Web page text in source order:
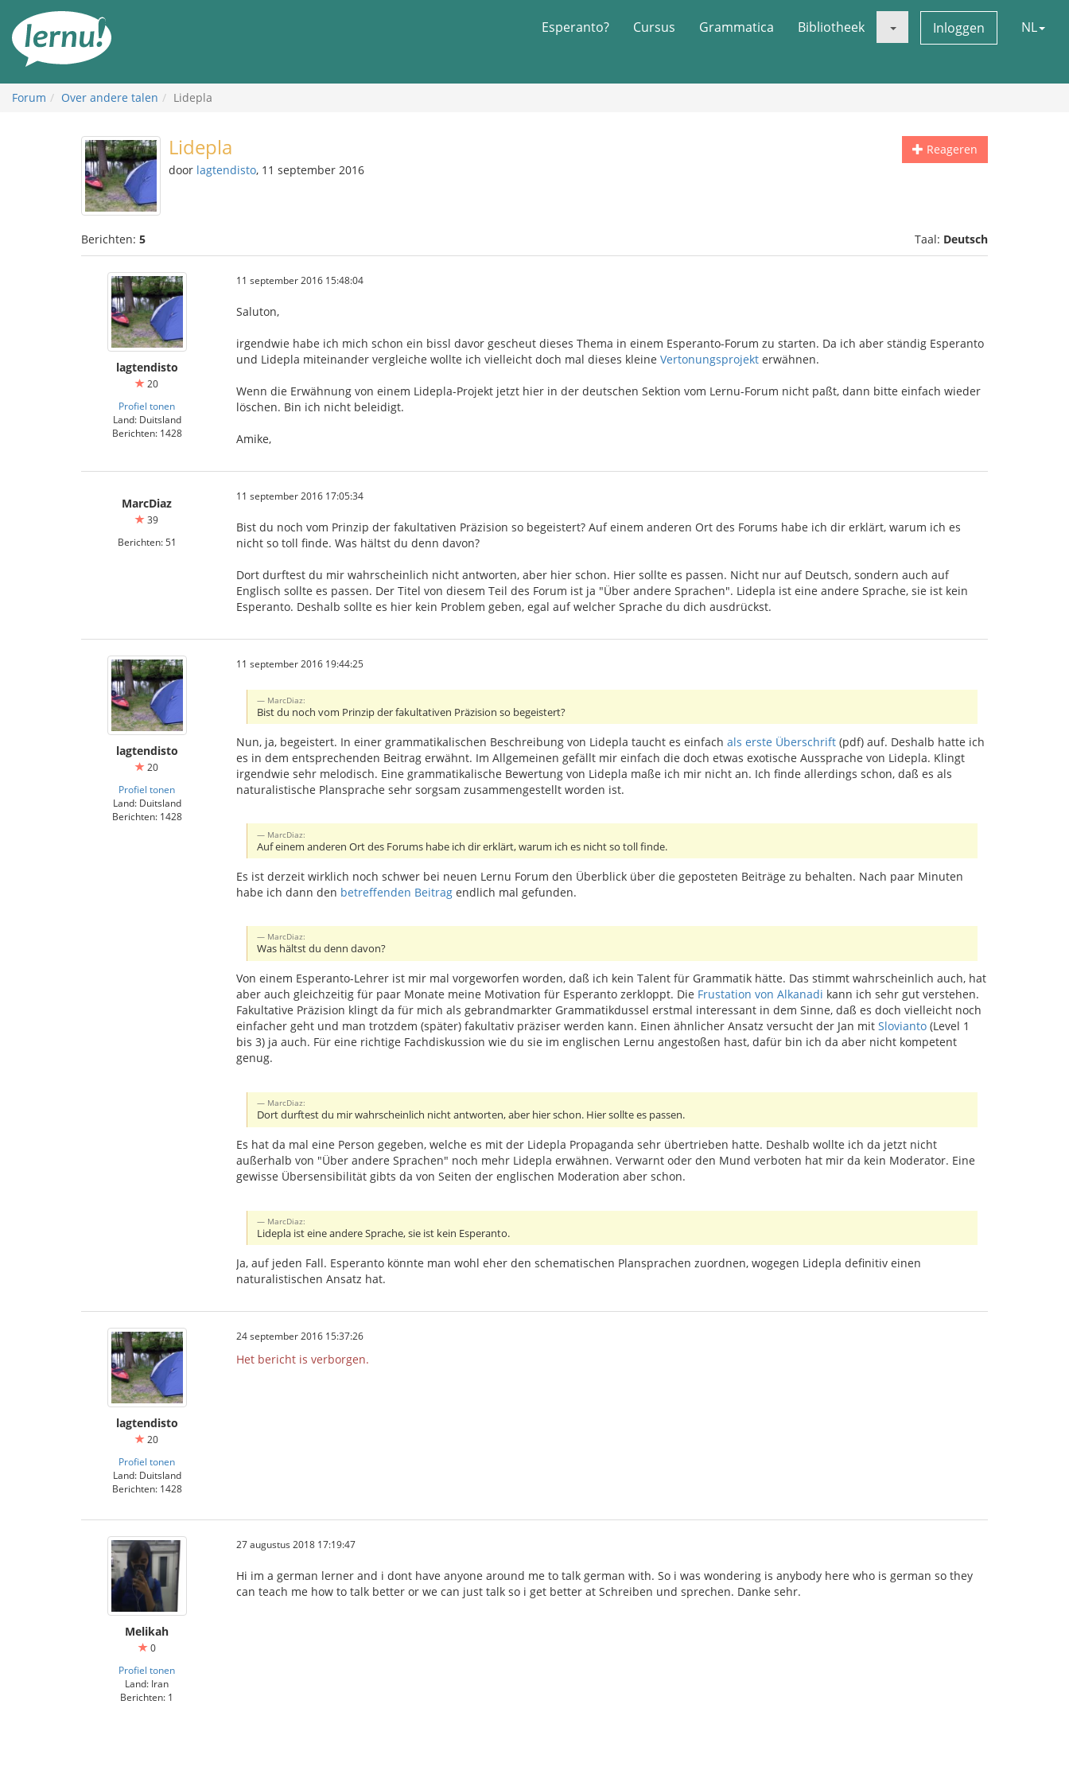
inhoud
Esperanto? Cursus Grammatica Bibliotheek Inloggen NL
Forum Over andere talen Lidepla
Reageren
Lidepla
door lagtendisto, 11 september 2016
Berichten: 5 Taal: Deutsch
lagtendisto
20
Profiel tonen
Land: Duitsland
Berichten: 1428
11 september 2016 15:48:04
Saluton,
irgendwie habe ich mich schon ein bissl davor gescheut dieses Thema in einem Esperanto-Forum zu starten. Da ich aber ständig Esperanto
und Lidepla miteinander vergleiche wollte ich vielleicht doch mal dieses kleine Vertonungsprojekt erwähnen.
Wenn die Erwähnung von einem Lidepla-Projekt jetzt hier in der deutschen Sektion vom Lernu-Forum nicht paßt, dann bitte einfach wieder
löschen. Bin ich nicht beleidigt.
Amike,
MarcDiaz
39
Berichten: 51
11 september 2016 17:05:34
Bist du noch vom Prinzip der fakultativen Präzision so begeistert? Auf einem anderen Ort des Forums habe ich dir erklärt, warum ich es
nicht so toll finde. Was hältst du denn davon?
Dort durftest du mir wahrscheinlich nicht antworten, aber hier schon. Hier sollte es passen. Nicht nur auf Deutsch, sondern auch auf
Englisch sollte es passen. Der Titel von diesem Teil des Forum ist ja "Über andere Sprachen". Lidepla ist eine andere Sprache, sie ist kein
Esperanto. Deshalb sollte es hier kein Problem geben, egal auf welcher Sprache du dich ausdrückst.
lagtendisto
20
Profiel tonen
Land: Duitsland
Berichten: 1428
11 september 2016 19:44:25
MarcDiaz:
Bist du noch vom Prinzip der fakultativen Präzision so begeistert?
Nun, ja, begeistert. In einer grammatikalischen Beschreibung von Lidepla taucht es einfach als erste Überschrift (pdf) auf. Deshalb hatte ich
es in dem entsprechenden Beitrag erwähnt. Im Allgemeinen gefällt mir einfach die doch etwas exotische Aussprache von Lidepla. Klingt
irgendwie sehr melodisch. Eine grammatikalische Bewertung von Lidepla maße ich mir nicht an. Ich finde allerdings schon, daß es als
naturalistische Plansprache sehr sorgsam zusammengestellt worden ist.
MarcDiaz:
Auf einem anderen Ort des Forums habe ich dir erklärt, warum ich es nicht so toll finde.
Es ist derzeit wirklich noch schwer bei neuen Lernu Forum den Überblick über die geposteten Beiträge zu behalten. Nach paar Minuten
habe ich dann den betreffenden Beitrag endlich mal gefunden.
MarcDiaz:
Was hältst du denn davon?
Von einem Esperanto-Lehrer ist mir mal vorgeworfen worden, daß ich kein Talent für Grammatik hätte. Das stimmt wahrscheinlich auch, hat
aber auch gleichzeitig für paar Monate meine Motivation für Esperanto zerkloppt. Die Frustation von Alkanadi kann ich sehr gut verstehen.
Fakultative Präzision klingt da für mich als gebrandmarkter Grammatikdussel erstmal interessant in dem Sinne, daß es doch vielleicht noch
einfacher geht und man trotzdem (später) fakultativ präziser werden kann. Einen ähnlicher Ansatz versucht der Jan mit Slovianto (Level 1
bis 3) ja auch. Für eine richtige Fachdiskussion wie du sie im englischen Lernu angestoßen hast, dafür bin ich da aber nicht kompetent
genug.
MarcDiaz:
Dort durftest du mir wahrscheinlich nicht antworten, aber hier schon. Hier sollte es passen.
Es hat da mal eine Person gegeben, welche es mit der Lidepla Propaganda sehr übertrieben hatte. Deshalb wollte ich da jetzt nicht
außerhalb von "Über andere Sprachen" noch mehr Lidepla erwähnen. Verwarnt oder den Mund verboten hat mir da kein Moderator. Eine
gewisse Übersensibilität gibts da von Seiten der englischen Moderation aber schon.
MarcDiaz:
Lidepla ist eine andere Sprache, sie ist kein Esperanto.
Ja, auf jeden Fall. Esperanto könnte man wohl eher den schematischen Plansprachen zuordnen, wogegen Lidepla definitiv einen
naturalistischen Ansatz hat.
lagtendisto
20
Profiel tonen
Land: Duitsland
Berichten: 1428
24 september 2016 15:37:26
Het bericht is verborgen.
Melikah
0
Profiel tonen
Land: Iran
Berichten: 1
27 augustus 2018 17:19:47
Hi im a german lerner and i dont have anyone around me to talk german with. So i was wondering is anybody here who is german so they
can teach me how to talk better or we can just talk so i get better at Schreiben und sprechen. Danke sehr.